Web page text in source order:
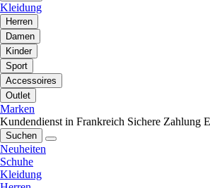
Kleidung
Herren
Damen
Kinder
Sport
Accessoires
Outlet
Marken
Kundendienst in Frankreich Sichere Zahlung
Suchen
Neuheiten
Schuhe
Kleidung